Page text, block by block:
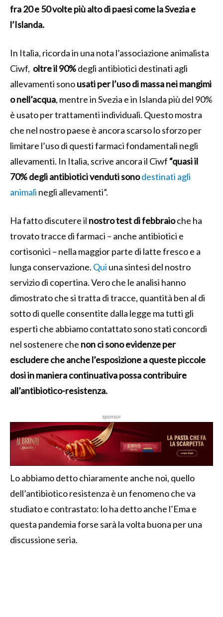
fra 20 e 50 volte più alto di paesi come la Svezia e
l’Islanda.
In Italia, ricorda in una nota l’associazione animalista
Ciwf, oltre il 90%degli antibiotici destinati agli
allevamenti sonousati per l’uso di massa nei mangimi
o nell’acqua, mentre in Svezia e in Islanda più del 90%
è usato per trattamenti individuali. Questo mostra
che nel nostro paese è ancora scarso lo sforzo per
limitare l’uso di questi farmaci fondamentali negli
allevamenti. In Italia, scrive ancora il Ciwf “quasi il
70% degli antibiotici venduti sonodestinati agli
animali negli allevamenti”.
Ha fatto discutere il nostro test di febbraioche ha
trovato tracce di farmaci – anche antibiotici e
cortisonici – nella maggior parte di latte fresco e a
lunga conservazione. Qui una sintesi del nostro
servizio di copertina. Vero che le analisi hanno
dimostrato che si tratta di tracce, quantità ben al di
sotto di quelle consentite dalla legge ma tutti gli
esperti che abbiamo contattato sono stati concordi
nel sostenere che non ci sono evidenze per
escludere che anche l’esposizione a queste piccole
dosi in maniera continuativa possa contribuire
all’antibiotico-resistenza.
sponsor
Lo abbiamo detto chiaramente anche noi, quello
dell’antibiotico resistenza è un fenomeno che va
studiato e contrastato: lo ha detto anche l’Ema e
questa pandemia forse sarà la volta buona per una
discussione seria.